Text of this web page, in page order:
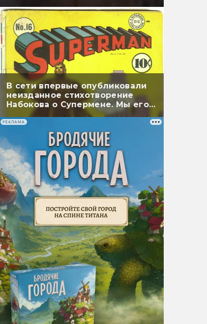
В сети впервые опубликовали
неизданное стихотворение
Набокова о Супермене. Мы его
перевели
РЕКЛАМА